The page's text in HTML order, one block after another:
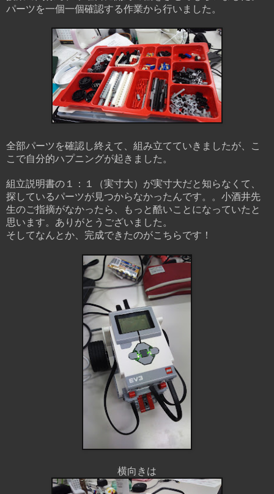
パーツを一個一個確認する作業から行いました。
全部パーツを確認し終えて、組み立てていきましたが、こ
こで自分的ハプニングが起きました。
組立説明書の１：１（実寸大）が実寸大だと知らなくて、
探しているパーツが見つからなかったんです。。小酒井先
生のご指摘がなかったら、もっと酷いことになっていたと
思います。ありがとうございました。
そしてなんとか、完成できたのがこちらです！
横向きは